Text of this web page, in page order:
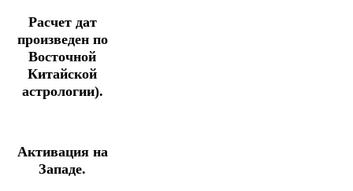
Расчет дат
произведен по
Восточной
Китайской
астрологии).
Активация на
Западе.